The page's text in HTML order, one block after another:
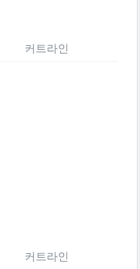
커트라인
커트라인